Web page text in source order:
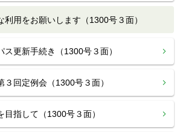
利用をお願いします（1300号３面）
ス更新手続き（1300号３面）
３回定例会（1300号３面）
目指して（1300号３面）